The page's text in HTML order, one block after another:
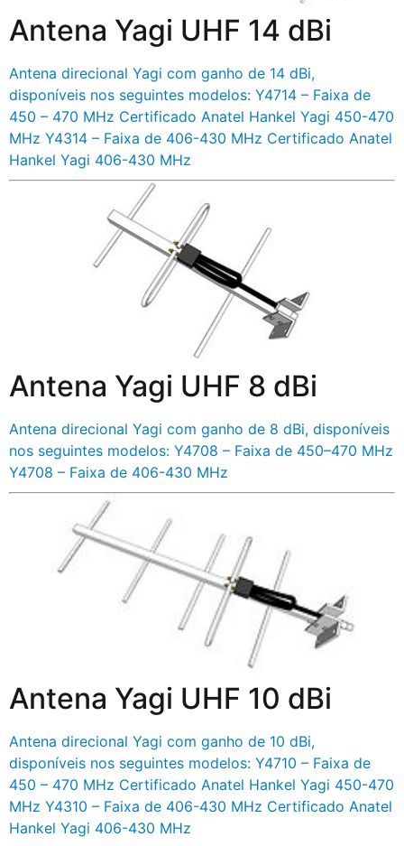
Antena Yagi UHF 14 dBi
Antena direcional Yagi com ganho de 14 dBi,
disponíveis nos seguintes modelos: Y4714 – Faixa de
450 – 470 MHz Certificado Anatel Hankel Yagi 450-470
MHz Y4314 – Faixa de 406-430 MHz Certificado Anatel
Hankel Yagi 406-430 MHz
Antena Yagi UHF 8 dBi
Antena direcional Yagi com ganho de 8 dBi, disponíveis
nos seguintes modelos: Y4708 – Faixa de 450–470 MHz
Y4708 – Faixa de 406-430 MHz
Antena Yagi UHF 10 dBi
Antena direcional Yagi com ganho de 10 dBi,
disponíveis nos seguintes modelos: Y4710 – Faixa de
450 – 470 MHz Certificado Anatel Hankel Yagi 450-470
MHz Y4310 – Faixa de 406-430 MHz Certificado Anatel
Hankel Yagi 406-430 MHz